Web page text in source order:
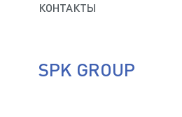
КОНТАКТЫ
SPK GROUP